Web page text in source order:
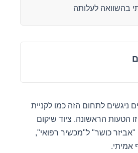
בהשוואה לעלותה
ניגשים לתחום הזה כמו לקניית
הטעות הראשונה. ציוד שיקום
"אביזר כושר" ל"מכשיר רפואי",
אמיתי.